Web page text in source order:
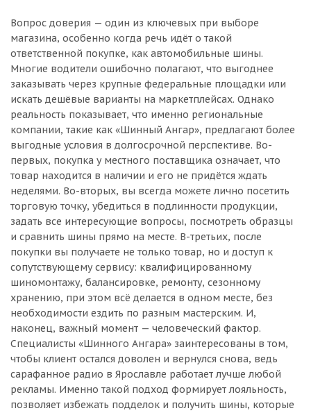
Вопрос доверия — один из ключевых при выборе
магазина, особенно когда речь идёт о такой
ответственной покупке, как автомобильные шины.
Многие водители ошибочно полагают, что выгоднее
заказывать через крупные федеральные площадки или
искать дешёвые варианты на маркетплейсах. Однако
реальность показывает, что именно региональные
компании, такие как «Шинный Ангар», предлагают более
выгодные условия в долгосрочной перспективе. Во-
первых, покупка у местного поставщика означает, что
товар находится в наличии и его не придётся ждать
неделями. Во-вторых, вы всегда можете лично посетить
торговую точку, убедиться в подлинности продукции,
задать все интересующие вопросы, посмотреть образцы
и сравнить шины прямо на месте. В-третьих, после
покупки вы получаете не только товар, но и доступ к
сопутствующему сервису: квалифицированному
шиномонтажу, балансировке, ремонту, сезонному
хранению, при этом всё делается в одном месте, без
необходимости ездить по разным мастерским. И,
наконец, важный момент — человеческий фактор.
Специалисты «Шинного Ангара» заинтересованы в том,
чтобы клиент остался доволен и вернулся снова, ведь
сарафанное радио в Ярославле работает лучше любой
рекламы. Именно такой подход формирует лояльность,
позволяет избежать подделок и получить шины, которые